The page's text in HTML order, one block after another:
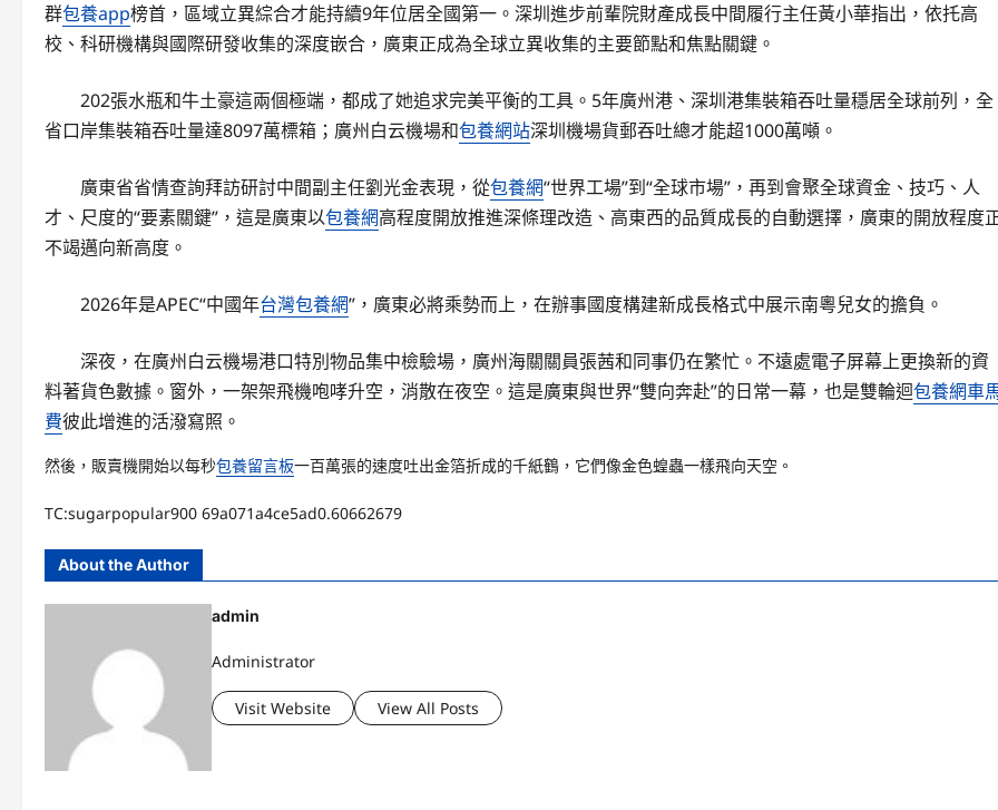
群包養app榜首，區域立異綜合才能持續9年位居全國第一。深圳進步前輩院財產成長中間履行主任黃小華指出，依托高
校、科研機構與國際研發收集的深度嵌合，廣東正成為全球立異收集的主要節點和焦點關鍵。
202張水瓶和牛土豪這兩個極端，都成了她追求完美平衡的工具。5年廣州港、深圳港集裝箱吞吐量穩居全球前列，全
省口岸集裝箱吞吐量達8097萬標箱；廣州白云機場和包養網站深圳機場貨郵吞吐總才能超1000萬噸。
廣東省省情查詢拜訪研討中間副主任劉光金表現，從包養網“世界工場”到“全球市場”，再到會聚全球資金、技巧、人
才、尺度的“要素關鍵”，這是廣東以包養網高程度開放推進深條理改造、高東西的品質成長的自動選擇，廣東的開放程度
不竭邁向新高度。
2026年是APEC“中國年台灣包養網”，廣東必將乘勢而上，在辦事國度構建新成長格式中展示南粵兒女的擔負。
深夜，在廣州白云機場港口特別物品集中檢驗場，廣州海關關員張茜和同事仍在繁忙。不遠處電子屏幕上更換新的資
料著貨色數據。窗外，一架架飛機咆哮升空，消散在夜空。這是廣東與世界“雙向奔赴”的日常一幕，也是雙輪迴包養網車
費彼此增進的活潑寫照。
然後，販賣機開始以每秒包養留言板一百萬張的速度吐出金箔折成的千紙鶴，它們像金色蝗蟲一樣飛向天空。
TC:sugarpopular900 69a071a4ce5ad0.60662679
About the Author
admin
Administrator
Visit Website View All Posts